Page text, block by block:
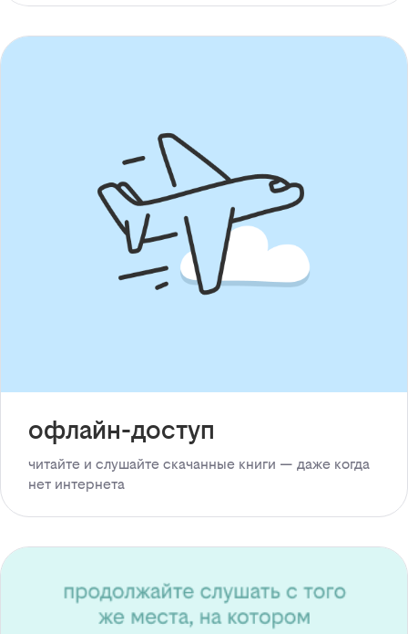
офлайн-доступ
читайте и слушайте скачанные книги — даже когда
нет интернета